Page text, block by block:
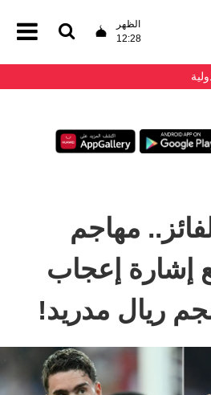
الظهر
12:28
مهاجم
إشارة إعجاب
ريال مدريد!